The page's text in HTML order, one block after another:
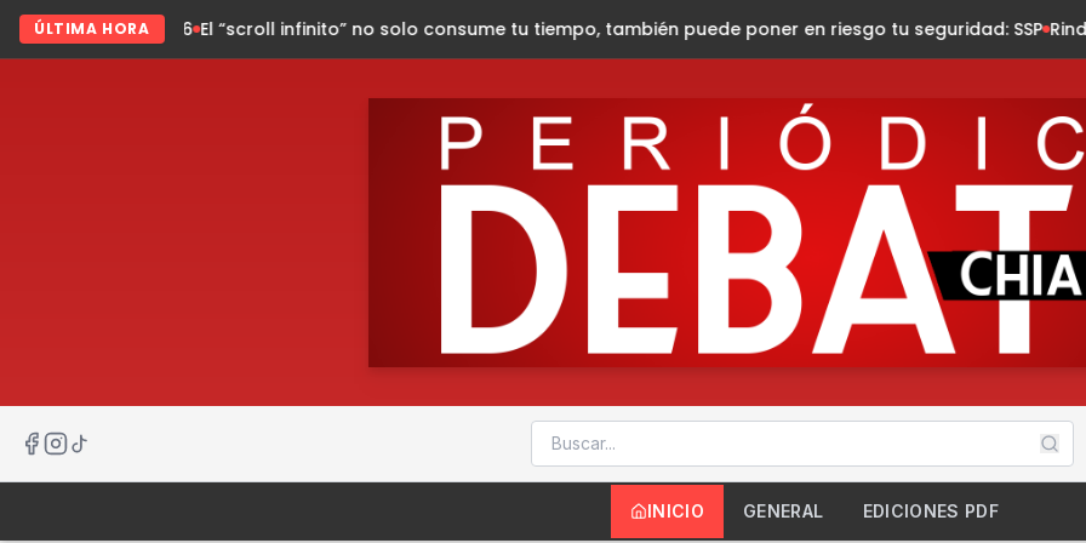
ÚLTIMA HORA
El “scroll infinito” no solo consume tu tiempo, también puede poner en riesgo tu seguridad: SSP Rinde María Mandiola su
INICIO GENERAL EDICIONES PDF